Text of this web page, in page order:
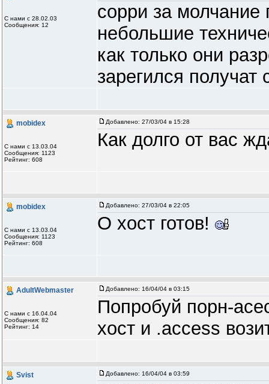
С нами с 28.02.03
Сообщения: 12
сорри за молчание
небольшие
как только они
зарегился получат
mobidex
С нами с 13.03.04
Сообщения: 1123
Рейтинг: 608
Добавлено: 27/03/04 в 15:28
Как долго от вас
mobidex
С нами с 13.03.04
Сообщения: 1123
Рейтинг: 608
Добавлено: 27/03/04 в 22:05
О хост готов!
AdultWebmaster
С нами с 16.04.04
Сообщения: 82
Рейтинг: 14
Добавлено: 16/04/04 в 03:15
Попробуй порн-
хост и .access
Svist Добавлено: 16/04/04 в 03:59